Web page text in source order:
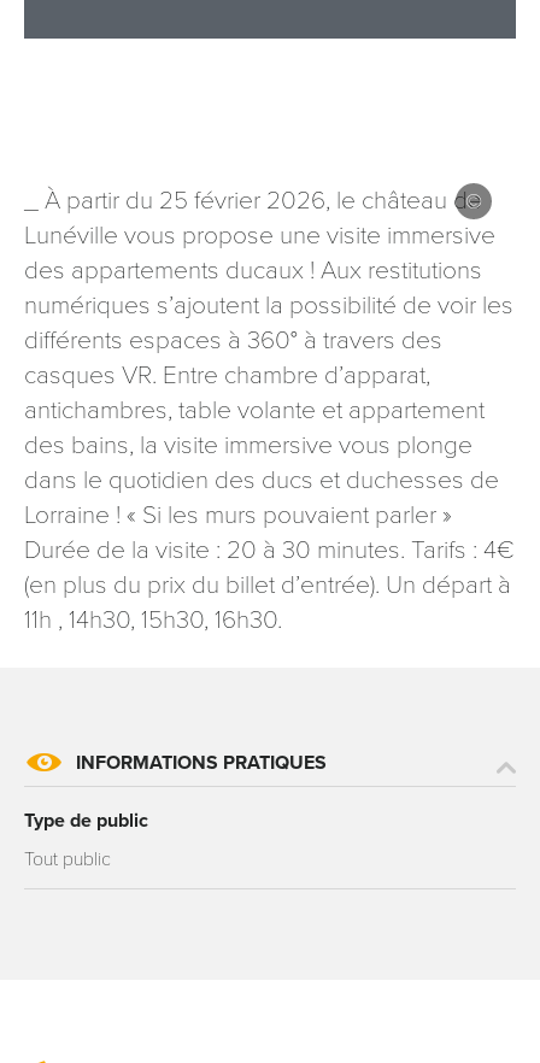
_ À partir du 25 février 2026, le château de
Lunéville vous propose une visite immersive
des appartements ducaux ! Aux restitutions
numériques s’ajoutent la possibilité de voir les
différents espaces à 360° à travers des
casques VR. Entre chambre d’apparat,
antichambres, table volante et appartement
des bains, la visite immersive vous plonge
dans le quotidien des ducs et duchesses de
Lorraine ! « Si les murs pouvaient parler »
Durée de la visite : 20 à 30 minutes. Tarifs : 4€
(en plus du prix du billet d’entrée). Un départ à
11h , 14h30, 15h30, 16h30.
INFORMATIONS PRATIQUES
Type de public
Tout public
nécessaires au traitement de votre demande (sauf
mention contraire). Vous disposez d’un droit d’accès, de
rectification et d’opposition aux données vous concernant,
que vous pouvez exercer en adressant une demande par
courriel à tourisme@departement54.fr ou par courrier
signé accompagné de la copie d’un titre d’identité à
l’adresse suivante : Meurthe & Moselle Tourisme - 48
esplanade Jacques-Baudot CO 90019 54035 NANCY
cedex
reCAPTCHA